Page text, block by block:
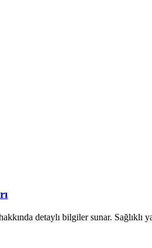
detaylı bilgiler sunar.